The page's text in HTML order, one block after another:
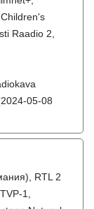
Raadio 2,
05-08
RTL 2
1,